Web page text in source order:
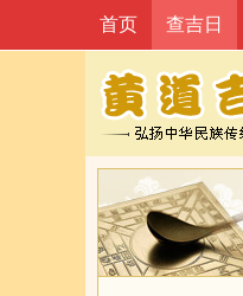
首页 查吉日